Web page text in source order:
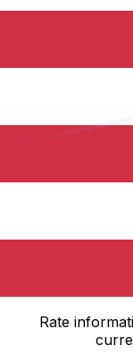
5 HUF
500 HUF
10.000 HUF
Rate